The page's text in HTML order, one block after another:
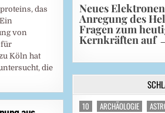
das
von
für
Köln hat
die
Neues
Anregung des
Fragen zum
Kernkräften auf
10 ARCHÄOLOGIE